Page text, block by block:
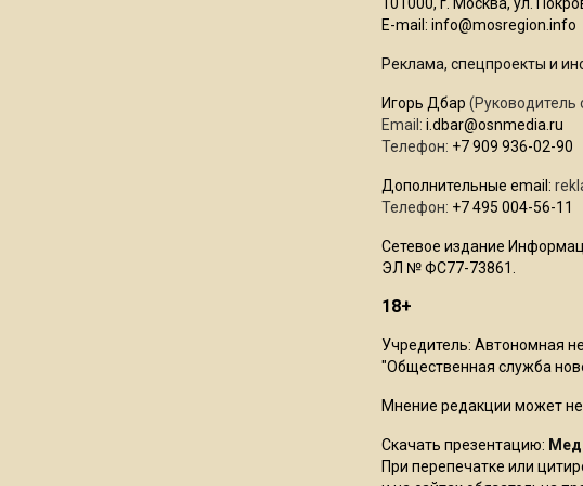
E-mail: info@mosregion.info
Реклама, спецпроекты и
Игорь Дбар (Руководитель
Email: i.dbar@osnmedia.ru
Телефон: +7 909 936-02-90
Дополнительные email:
Телефон: +7 495 004-56-11
Сетевое издание
ЭЛ № ФС77-73861.
18+
Учредитель: Автономная
"Общественная служба
Мнение редакции может
Скачать презентацию:
При перепечатке или